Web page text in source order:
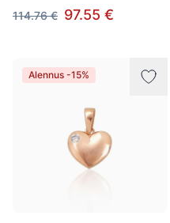
114.76 € 97.55 €
Alennus -15%